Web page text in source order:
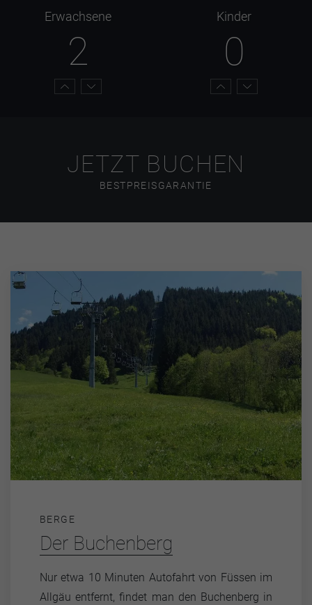
Erwachsene
2
Kinder
0
JETZT BUCHEN
BESTPREISGARANTIE
BERGE
Der Buchenberg
Nur etwa 10 Minuten Autofahrt von Füssen im
Allgäu entfernt, findet man den Buchenberg in